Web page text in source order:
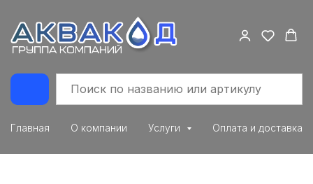
Главная О компании Услуги Оплата и доставка